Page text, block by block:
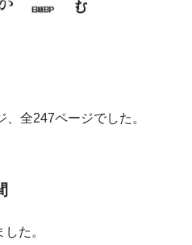
全247ページでした。
た。